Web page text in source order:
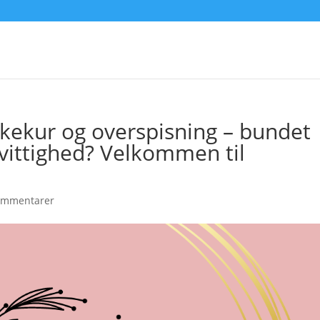
og overspisning – bundet
Velkommen til